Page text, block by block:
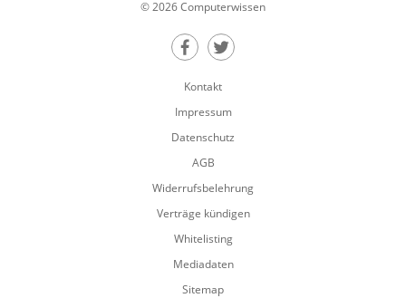
© 2026 Computerwissen
Teilen auf Facebook
Teilen auf Twitter
Kontakt
Impressum
Datenschutz
AGB
Widerrufsbelehrung
Verträge kündigen
Whitelisting
Mediadaten
Sitemap